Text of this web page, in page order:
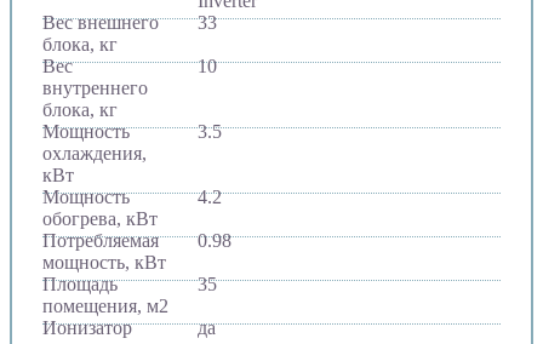
Вес внешнего
блока, кг
33
Вес
внутреннего
блока, кг
10
Мощность
охлаждения,
кВт
3.5
Мощность
обогрева, кВт
4.2
Потребляемая
мощность, кВт
0.98
Площадь
помещения, м2
35
Ионизатор
да